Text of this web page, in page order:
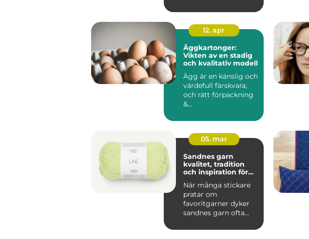
12. apr
Äggkartonger:
Vikten av en stadig
och kvalitativ modell
Ägg är en känslig och
värdefull färskvara,
och rätt förpackning
&...
05. mar
Sandnes garn
kvalitet, tradition
och inspiration för
När många stickare
pratar om
favoritgarner dyker
sandnes garn ofta
av lång tradit...